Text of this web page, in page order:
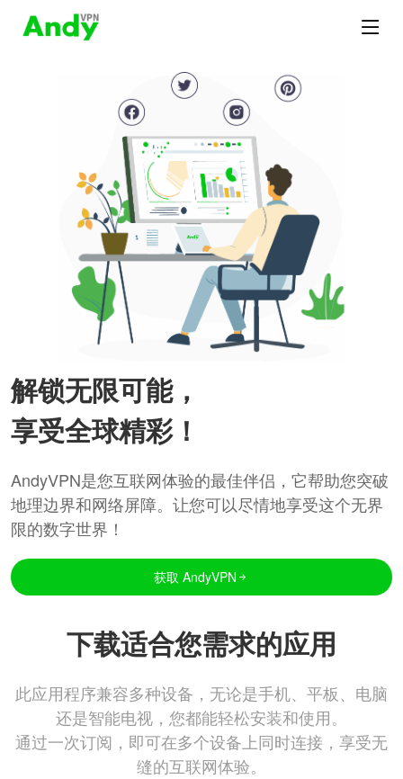
解锁无限可能，
享受全球精彩！
AndyVPN是您互联网体验的最佳伴侣，它帮助您突破
地理边界和网络屏障。让您可以尽情地享受这个无界
限的数字世界！
获取 AndyVPN
下载适合您需求的应用
此应用程序兼容多种设备，无论是手机、平板、电脑
还是智能电视，您都能轻松安装和使用。
通过一次订阅，即可在多个设备上同时连接，享受无
缝的互联网体验。